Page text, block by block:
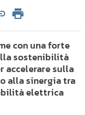
con una forte
sostenibilità
accelerare sulla
alla sinergia tra
elettrica